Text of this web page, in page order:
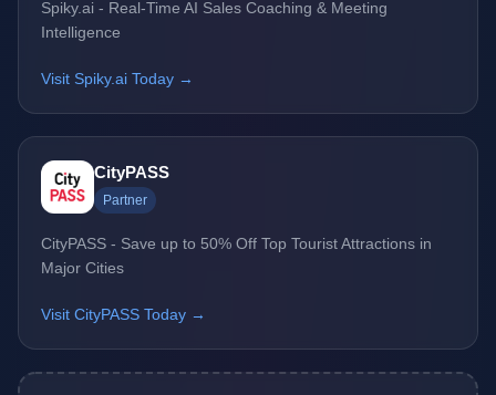
Spiky.ai - Real-Time AI Sales Coaching & Meeting
Intelligence
Visit Spiky.ai Today →
CityPASS
Partner
CityPASS - Save up to 50% Off Top Tourist Attractions in
Major Cities
Visit CityPASS Today →